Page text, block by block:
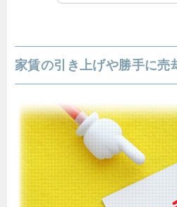
家賃の引き上げや勝手に売